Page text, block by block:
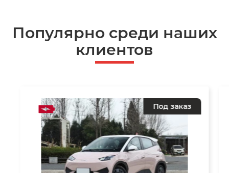
Популярно среди наших
клиентов
Под заказ